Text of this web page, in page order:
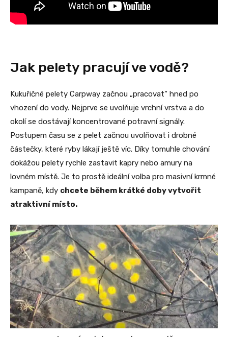
Jak pelety pracují ve vodě?
Kukuřičné pelety Carpway začnou „pracovat“ hned po
vhození do vody. Nejprve se uvolňuje vrchní vrstva a do
okolí se dostávají koncentrované potravní signály.
Postupem času se z pelet začnou uvolňovat i drobné
částečky, které ryby lákají ještě víc. Díky tomuhle chování
dokážou pelety rychle zastavit kapry nebo amury na
lovném místě. Je to prostě ideální volba pro masivní krmné
kampaně, kdy chcete během krátké doby vytvořit
atraktivní místo.